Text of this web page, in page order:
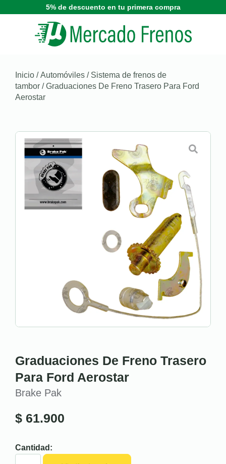
5% de descuento en tu primera compra
Inicio /Automóviles / Sistema de frenos de
tambor / Graduaciones De Freno Trasero Para Ford
Aerostar
Graduaciones De Freno Trasero
Para Ford Aerostar
Brake Pak
$ 61.900
Cantidad: